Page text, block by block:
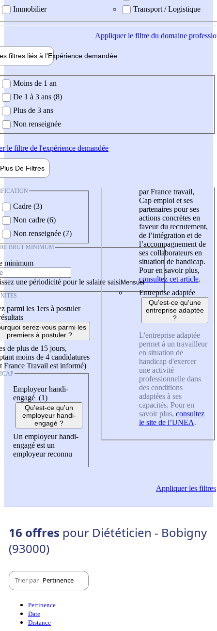
Immobilier
Transport / Logistique
Appliquerle filtre du domaine
filtres liés à l'Expérience demandée
demandée
Moins de 1 an
De 1 à 3 ans (8)
Plus de 3 ans
Non renseignée
le filtre de l'expérience demandée
Plus De Filtres
Cadre (3)
Non cadre (6)
Non renseignée (7)
BRUT MINIMUM
minimum
une périodicité pour le salaire saisi
parmi les 1ers à postuler
serez-vous parmi les
premiers à postuler ?
de plus de 15 jours,
moins de 4 candidatures
France Travail est informé)
Employeur handi-
engagé (1)
Qu'est-ce qu'un
employeur handi-
engagé ?
Un employeur handi-
engagé est un
employeur reconnu
par France travail,
Cap emploi et ses
partenaires pour ses
actions concrètes en
faveur du recrutement,
de l’intégration et de
l’accompagnement de
ses collaborateurs en
situation de handicap.
Pour en savoir plus,
consultez cet article.
Entreprise adaptée
Qu'est-ce qu'une
entreprise adaptée
?
L'entreprise adaptée
permet à un travailleur
en situation de
handicap d'exercer
une activité
professionnelle dans
des conditions
adaptées à ses
capacités. Pour en
savoir plus, consultez
le site de l’UNEA.
Appliquerles filtres
16 offres pour Diététicien - Bobigny
(93000)
Trier par Pertinence
Pertinence
Date
Distance